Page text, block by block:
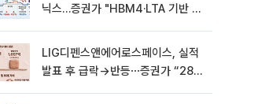
닉스…증권가 "HBM4·LTA 기반 펀
LIG디펜스앤에어로스페이스, 실적
발표 후 급락→반등⋯증권가 “28년